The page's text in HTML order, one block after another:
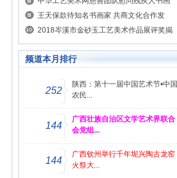
王天保款待知名书画家 共商文化合作发
2018岑溪市金砂玉工艺美术作品展评奖揭
晓
频道本月排行
252
陕西：第十一届中国艺术节•中国
农民...
144
广西壮族自治区文学艺术界联合
会党组...
144
广西钦州举行千年坭兴陶古龙窑
火祭大...